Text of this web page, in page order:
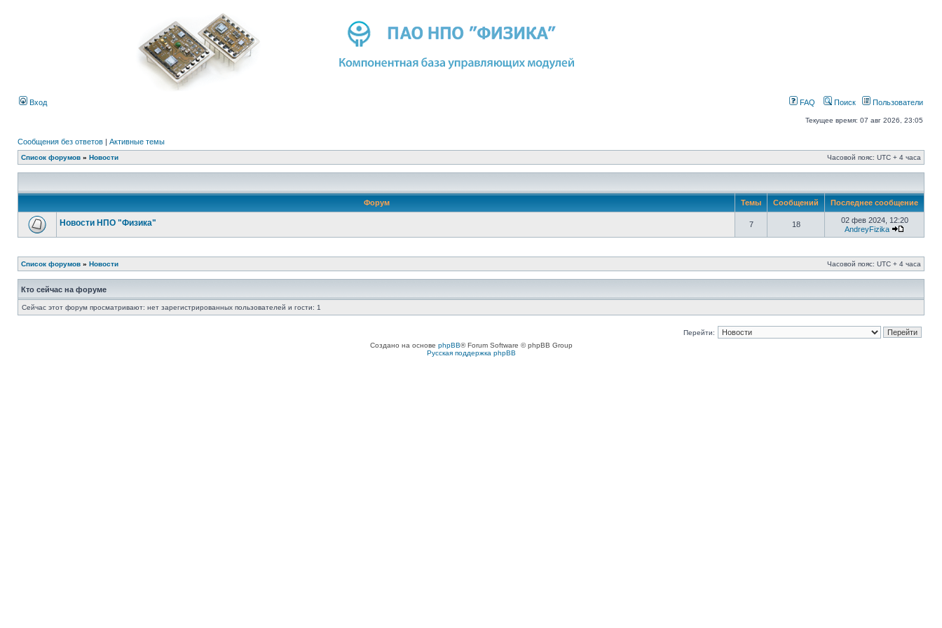
Вход FAQ Поиск Пользователи
Текущее время: 07 авг 2026, 23:05
Сообщения без ответов | Активные темы
Список форумов » Новости Часовой пояс: UTC + 4 часа
Форум Темы Сообщений Последнее сообщение
Новости НПО "Физика" 7 18
02 фев 2024, 12:20
AndreyFizika
Список форумов » Новости Часовой пояс: UTC + 4 часа
Кто сейчас на форуме
Сейчас этот форум просматривают: нет зарегистрированных пользователей и гости: 1
Перейти:
Создано на основе phpBB® Forum Software © phpBB Group
Русская поддержка phpBB